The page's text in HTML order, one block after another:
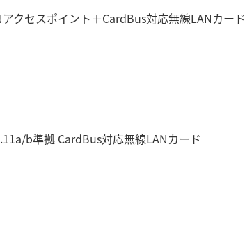
セスポイント＋CardBus対応無線LANカード
b準拠 CardBus対応無線LANカード